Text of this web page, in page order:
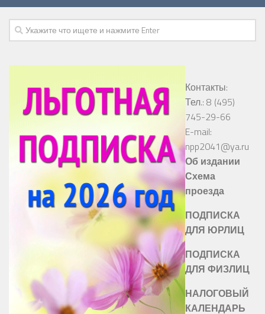
Контакты:
Тел.: 8 (495)
745-29-66
E-mail:
npp2041@ya.ru
Об издании
Схема
проезда
ПОДПИСКА
ДЛЯ ЮРЛИЦ
ПОДПИСКА
ДЛЯ ФИЗЛИЦ
НАЛОГОВЫЙ
КАЛЕНДАРЬ